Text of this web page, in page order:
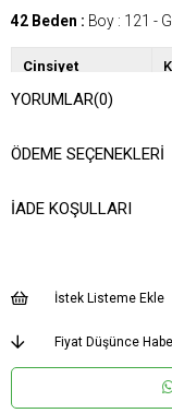
42 Beden : Boy : 121 -
Cinsiyet
Kategori
Dokuma Tipi
Ürün Detayı
YORUMLAR(0)
ÖDEME SEÇENEKLERI
İADE KOŞULLARI
İstek Listeme Ekle
Fiyat Düşünce